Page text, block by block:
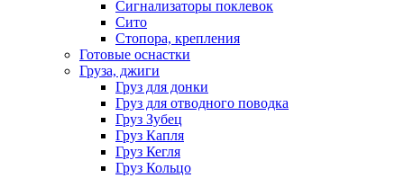
Сигнализаторы поклевок
Сито
Стопора, крепления
Готовые оснастки
Груза, джиги
Груз для донки
Груз для отводного поводка
Груз Зубец
Груз Капля
Груз Кегля
Груз Кольцо